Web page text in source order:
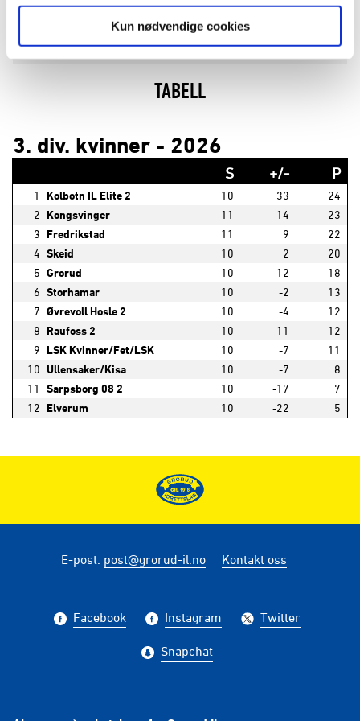
Kun nødvendige cookies
01.02.13:00
#1
Fedrelandet kg 2
Treningskamper Kvinner - 2026
TABELL
3. div. kvinner - 2026
S +/- P
1 Kolbotn IL Elite 2 10 33
24
2 Kongsvinger 11 14
23
3 Fredrikstad 11 9
22
4 Skeid 10 2
20
5 Grorud 10 12
18
6 Storhamar 10 -2
13
7 Øvrevoll Hosle 2 10 -4
12
8 Raufoss 2 10 -11
12
9 LSK Kvinner/Fet/LSK 10 -7
11
10 Ullensaker/Kisa 10 -7
8
11
Sarpsborg 08 2 10 -17
7
12 Elverum 10 -22 5
E-post: post@grorud-il.no Kontakt oss
Facebook Instagram Twitter
Snapchat